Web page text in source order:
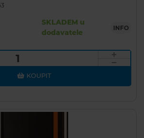
SKLADEM u
dodavatele
INFO
KOUPIT